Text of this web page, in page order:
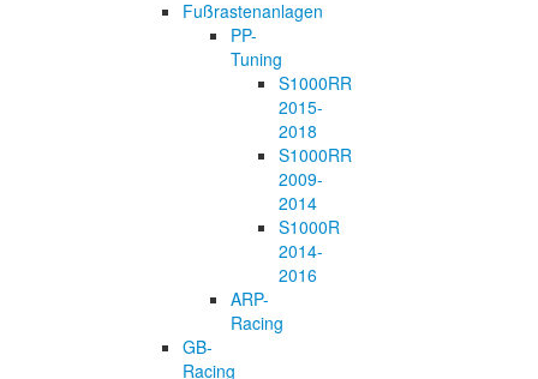
Fußrastenanlagen
PP-
Tuning
S1000RR
2015-
2018
S1000RR
2009-
2014
S1000R
2014-
2016
ARP-
Racing
GB-
Racing